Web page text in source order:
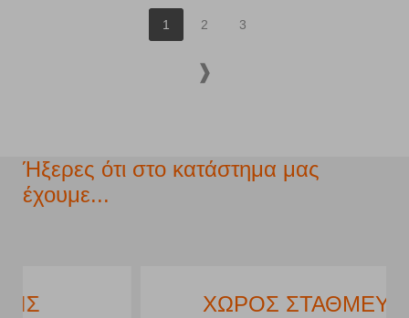
1 2 3
Ήξερες ότι στο κατάστημα μας
έχουμε...
ΧΩΡΟΣ ΣΤΑΘΜΕΥΣΗΣ